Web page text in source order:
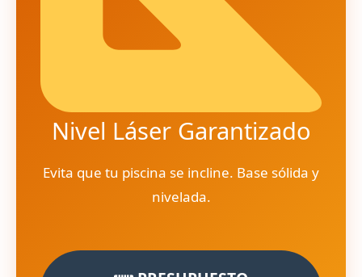
Nivel Láser Garantizado
Evita que tu piscina se incline. Base sólida y
nivelada.